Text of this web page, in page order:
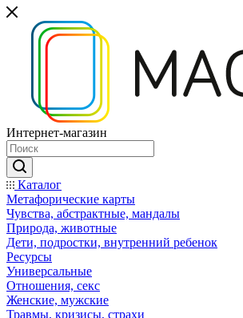
Интернет-магазин
Каталог
Mетафорические карты
Чувства, абстрактные, мандалы
Природа, животные
Дети, подростки, внутренний ребенок
Ресурсы
Универсальные
Отношения, секс
Женские, мужские
Травмы, кризисы, страхи